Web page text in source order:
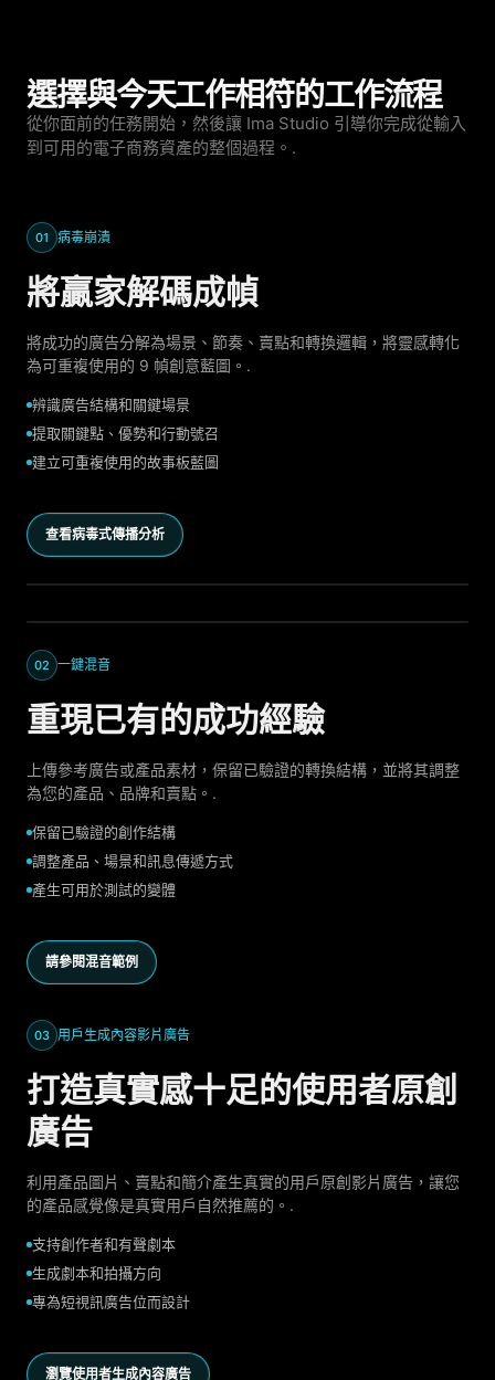
選擇與今天工作相符的工作流程
從你面前的任務開始，然後讓 Ima Studio 引導你完成從輸入
到可用的電子商務資產的整個過程。.
01 病毒崩潰
將贏家解碼成幀
將成功的廣告分解為場景、節奏、賣點和轉換邏輯，將靈感轉化
為可重複使用的 9 幀創意藍圖。.
辨識廣告結構和關鍵場景
提取關鍵點、優勢和行動號召
建立可重複使用的故事板藍圖
查看病毒式傳播分析
02 一鍵混音
重現已有的成功經驗
上傳參考廣告或產品素材，保留已驗證的轉換結構，並將其調整
為您的產品、品牌和賣點。.
保留已驗證的創作結構
調整產品、場景和訊息傳遞方式
產生可用於測試的變體
請參閱混音範例
03 用戶生成內容影片廣告
打造真實感十足的使用者原創
廣告
利用產品圖片、賣點和簡介產生真實的用戶原創影片廣告，讓您
的產品感覺像是真實用戶自然推薦的。.
支持創作者和有聲劇本
生成劇本和拍攝方向
專為短視訊廣告位而設計
瀏覽使用者生成內容廣告